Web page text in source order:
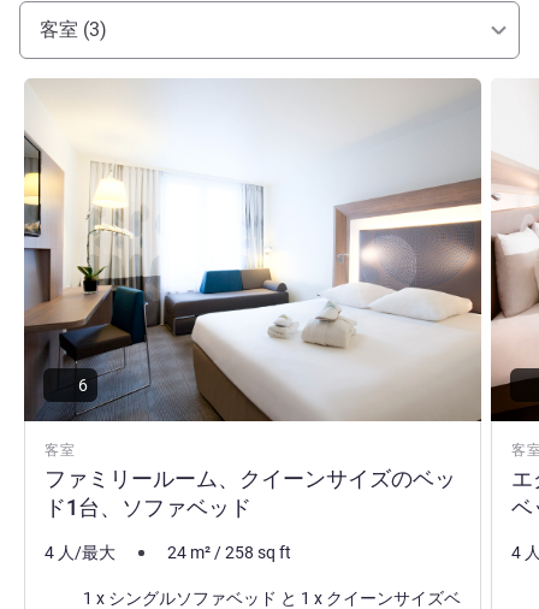
がございます。駐車場の事前予約はできません。満車の場
合はご利用いただけませんのでご注意ください。
Arnaud Tourin ホテル経営
客室 (3)
客室
ファミリールーム、クイーンサイズのベッ
ド1台、ソファベッド
詳細を表示
6
4 人/最大 24 m²/258 sq ft
1 x シングルソファベッド と 1 x クイーンサイズベ
客
エ
ベ
4